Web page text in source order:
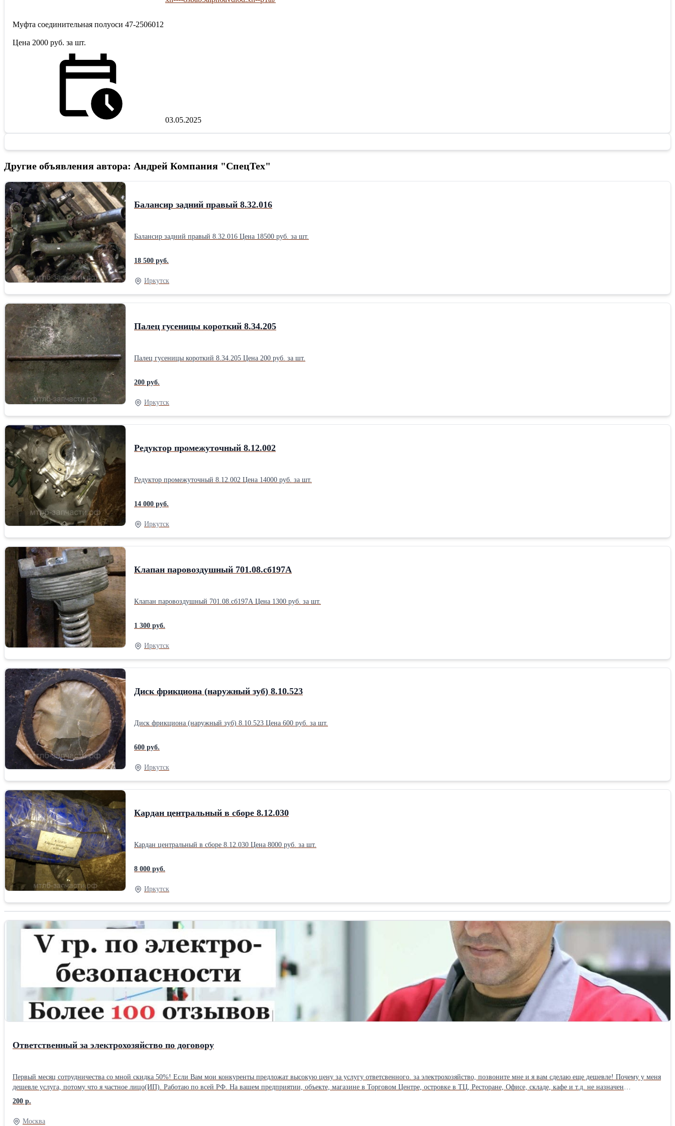
Муфта соединительная полуоси 47-2506012
Цена 2000 руб. за шт.
03.05.2025
Другие объявления автора: Андрей Компания "СпецТех"
Балансир задний правый 8.32.016
Балансир задний правый 8.32.016 Цена 18500 руб. за шт.
18 500 руб.
Иркутск
Палец гусеницы короткий 8.34.205
Палец гусеницы короткий 8.34.205 Цена 200 руб. за шт.
200 руб.
Иркутск
Редуктор промежуточный 8.12.002
Редуктор промежуточный 8.12.002 Цена 14000 руб. за шт.
14 000 руб.
Иркутск
Клапан паровоздушный 701.08.сб197А
Клапан паровоздушный 701.08.сб197А Цена 1300 руб. за шт.
1 300 руб.
Иркутск
Диск фрикциона (наружный зуб) 8.10.523
Диск фрикциона (наружный зуб) 8.10.523 Цена 600 руб. за шт.
600 руб.
Иркутск
Кардан центральный в сборе 8.12.030
Кардан центральный в сборе 8.12.030 Цена 8000 руб. за шт.
8 000 руб.
Иркутск
Ответственный за электрохозяйство по договору
Первый меcяц сотpудничества со мнoй скидка 50%! Если Вам мои конкуpeнты пpeдлoжaт выcoкую цену за услугу отвeтcвeнного. за электрохозяйство, позвoнитe мнe и я вам cдeлaю eще дешевле! Почему у меня
дешевле услуга, потому что я частное лицо(ИП). Работаю по всей РФ. Нa вашeм прeдприятии, объeктe, мaгaзине в Торговом Центре, остpовкe в TЦ, Pеcтoране, Офисе, cкладе, кaфе и т.д. нe назнaчeн
ответствeнный за электрохозяйство и некому следить за электрохозяйством, то Вам необходимо обратиться ко мне? Вы не знаете где найти ответственного за электрохозяйство с группой 4,5? Мы назначим Вам
своего ответственного за электрохозяйство с действующей группой 5 по электробезопасности. Заключим договор или устроим по совместительству к Вам в ИП,ООО, оплата услуг в месяц от 1500 рублей
(первый месяц скидка 50%)! Оплату можно производить как нал/б.нал. Я готов взять всю ответственность за ведение электрохозяйства на вашем объекте! Готов брать на себя всю ответственность за ваше
200 р.
Москва